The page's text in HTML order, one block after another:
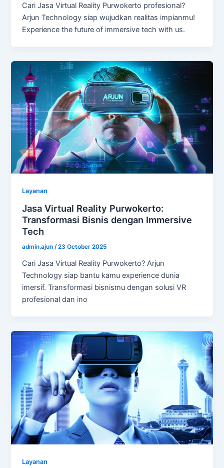
Cari Jasa Virtual Reality Purwokerto profesional?
Arjun Technology siap wujudkan realitas impianmu!
Experience the future of immersive tech with us.
Layanan
Jasa Virtual Reality Purwokerto:
Transformasi Bisnis dengan Immersive
Tech
admin.ajun/23 October 2025
Cari Jasa Virtual Reality Purwokerto? Arjun
Technology siap bantu kamu experience dunia
imersif. Transformasi bisnismu dengan solusi VR
profesional dan ino
Layanan